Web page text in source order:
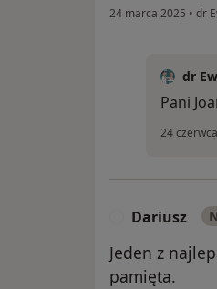
24 marca 2025 • dr
dr
Pani
24
Dariusz
Jeden z
pamięta.